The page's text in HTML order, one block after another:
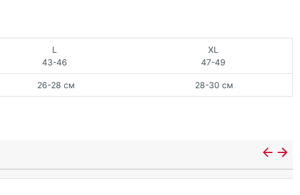
L
43-46
XL
47-49
26-28 см 28-30 см